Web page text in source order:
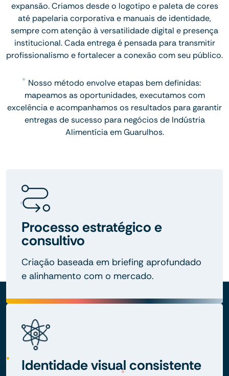
expansão. Criamos desde o logotipo e paleta de cores
até papelaria corporativa e manuais de identidade,
sempre com atenção à versatilidade digital e presença
institucional. Cada entrega é pensada para transmitir
profissionalismo e fortalecer a conexão com seu público.
Nosso método envolve etapas bem definidas:
mapeamos as oportunidades, executamos com
excelência e acompanhamos os resultados para garantir
entregas de sucesso para negócios de Indústria
Alimentícia em Guarulhos.
Processo estratégico e
consultivo
Criação baseada em briefing aprofundado
e alinhamento com o mercado.
Identidade visual consistente